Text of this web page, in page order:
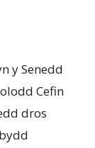
y Senedd
Cefin
dros